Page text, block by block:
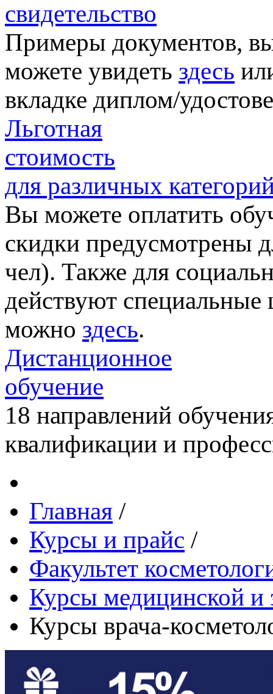
свидетельство
Примеры документов,
можете увидеть здесь
вкладке диплом/
Льготная
стоимость
для различных
Вы можете оплатить
скидки предусмотрены
чел). Также для
действуют
можно здесь.
Дистанционное
обучение
18 направлений
квалификации и
Главная /
Курсы и прайс /
Факультет
Курсы медицинской и
Курсы врача-